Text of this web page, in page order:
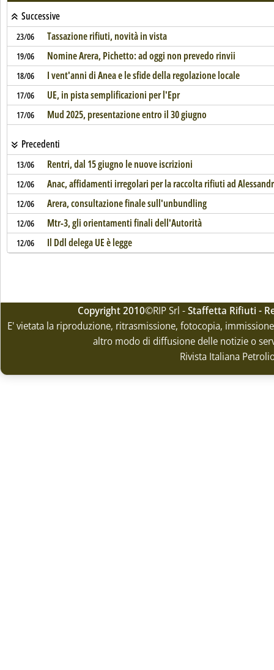
Successive
23/06 Tassazione rifiuti, novità in vista
19/06 Nomine Arera, Pichetto: ad oggi non prevedo rinvii
18/06 I vent'anni di Anea e le sfide della regolazione locale
17/06 UE, in pista semplificazioni per l'Epr
17/06 Mud 2025, presentazione entro il 30 giugno
Precedenti
13/06 Rentri, dal 15 giugno le nuove iscrizioni
12/06 Anac, affidamenti irregolari per la raccolta rifiuti ad
12/06 Arera, consultazione finale sull'unbundling
12/06 Mtr-3, gli orientamenti finali dell'Autorità
12/06 Il Ddl delega UE è legge
Copyright 2010©RIP Srl -Staffetta Rifiuti -
E' vietata la riproduzione, ritrasmissione, fotocopia,
altro modo di diffusione delle notizie o
Rivista Italiana